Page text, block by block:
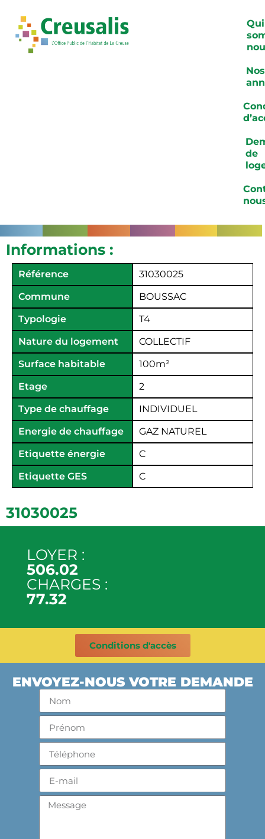
Qui
Nos
de
Informations :
Référence
31030025
Commune
BOUSSAC
Typologie
T4
Nature du logement
COLLECTIF
Surface habitable
100m²
Etage
2
Type de chauffage
INDIVIDUEL
Energie de chauffage
GAZ NATUREL
Etiquette énergie
C
Etiquette GES
C
31030025
LOYER :
506.02
CHARGES :
77.32
Conditions d'accès
ENVOYEZ-NOUS VOTRE DEMANDE